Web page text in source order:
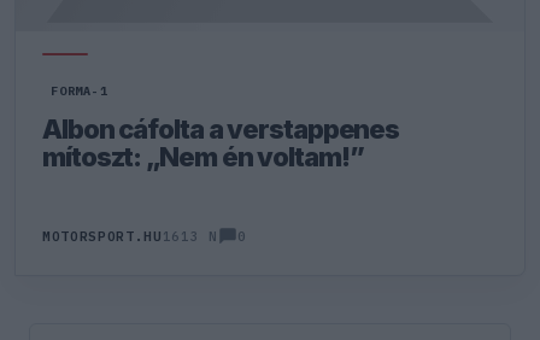
FORMA-1
Albon cáfolta a verstappenes
mítoszt: „Nem én voltam!”
MOTORSPORT.HU 1613 N 0